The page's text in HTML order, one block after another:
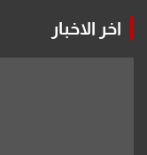
اخر الاخبار